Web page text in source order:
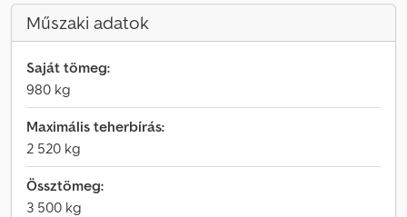
Műszaki adatok
Saját tömeg:
980 kg
Maximális teherbírás:
2 520 kg
Össztömeg:
3 500 kg